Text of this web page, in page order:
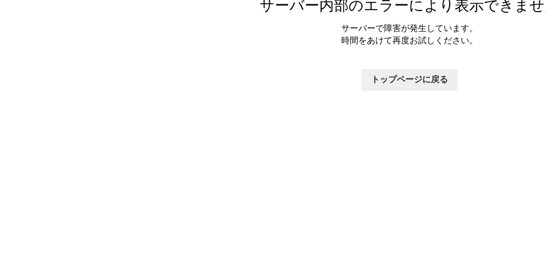
サーバー内部のエラーにより表示できま
サーバーで障害が発生しています。
時間をあけて再度お試しください。
トップページに戻る